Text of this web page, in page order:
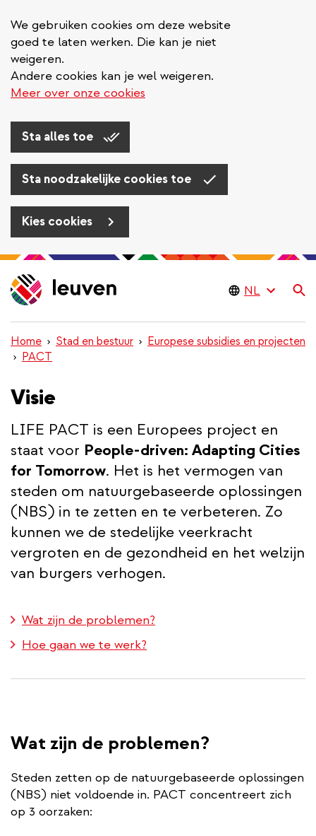
We gebruiken cookies om deze website
goed te laten werken. Die kan je niet
weigeren.
Andere cookies kan je wel weigeren.
Meer over onze cookies
Sta alles toe
Sta noodzakelijke cookies toe
Kies cookies
Overslaan
en
naar
inhoud
gaan
Home Stad en bestuur
Europese subsidies en projecten
PACT
Visie
LIFE PACT is een Europees project en
staat voor People-driven: Adapting Cities
for Tomorrow. Het is het vermogen van
steden om natuurgebaseerde oplossingen
(NBS) in te zetten en te verbeteren. Zo
kunnen we de stedelijke veerkracht
vergroten en de gezondheid en het welzijn
van burgers verhogen.
Wat zijn de problemen?
Hoe gaan we te werk?
Wat zijn de problemen?
Steden zetten op de natuurgebaseerde oplossingen
(NBS) niet voldoende in. PACT concentreert zich
op 3 oorzaken: